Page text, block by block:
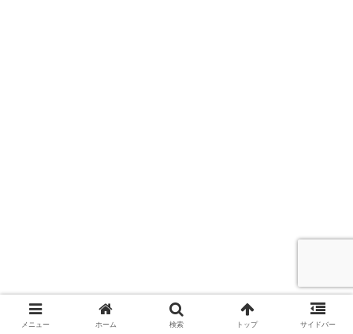
メニュー ホーム 検索 トップ サイドバー